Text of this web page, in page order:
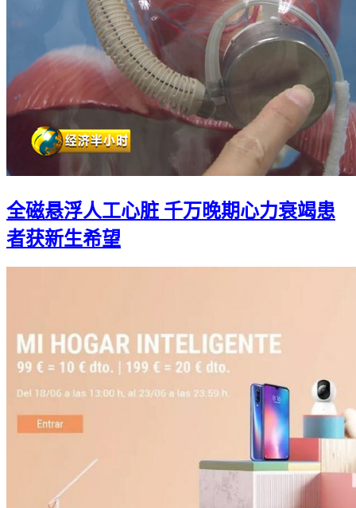
全磁悬浮人工心脏 千万晚期心力衰竭患
者获新生希望